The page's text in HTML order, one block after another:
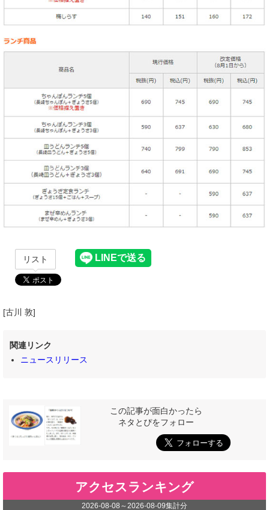
リスト
[古川 敦]
関連リンク
ニュースリリース
この記事が面白かったら
ネタとぴをフォロー
アクセスランキング
2026-08-08 ～ 2026-08-09集計分